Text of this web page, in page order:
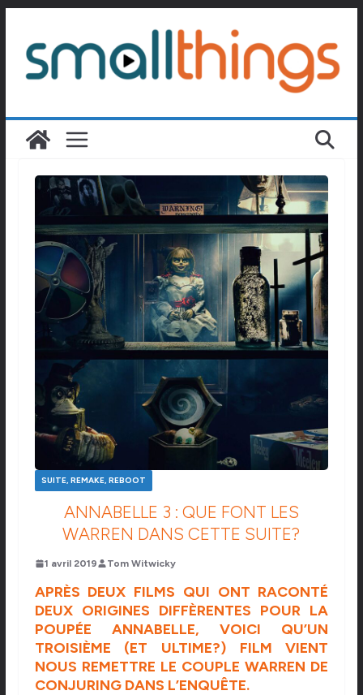
contenu
SUITE, REMAKE, REBOOT
ANNABELLE 3 : QUE FONT LES
WARREN DANS CETTE SUITE?
1 avril 2019 Tom Witwicky
APRÈS DEUX FILMS QUI ONT RACONTÉ
DEUX ORIGINES DIFFÈRENTES POUR LA
POUPÉE ANNABELLE, VOICI QU’UN
TROISIÈME (ET ULTIME?) FILM VIENT
NOUS REMETTRE LE COUPLE WARREN DE
CONJURING DANS L’ENQUÊTE.